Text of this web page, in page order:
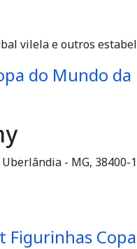
vilela e outros
do Mundo
- MG, 38400-
Figurinhas